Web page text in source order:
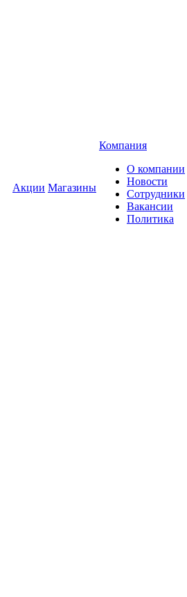
Акции Магазины
Компания
О компании
Новости
Сотрудники
Вакансии
Политика